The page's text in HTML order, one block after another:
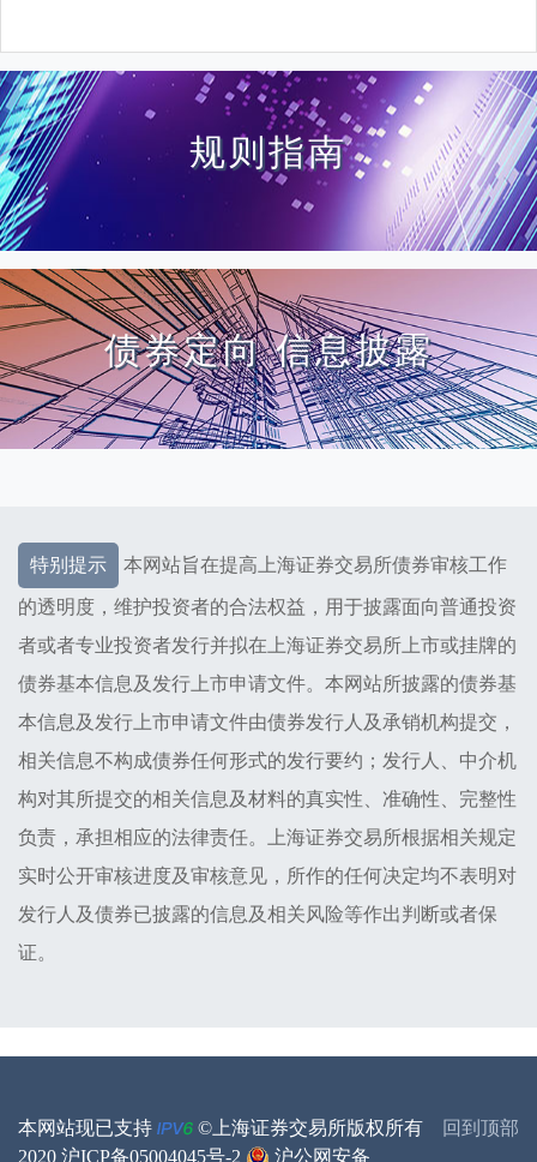
规则指南
债券定向信息披露
特别提示 本网站旨在提高上海证券交易所债券审核工作
的透明度，维护投资者的合法权益，用于披露面向普通投资
者或者专业投资者发行并拟在上海证券交易所上市或挂牌的
债券基本信息及发行上市申请文件。本网站所披露的债券基
本信息及发行上市申请文件由债券发行人及承销机构提交，
相关信息不构成债券任何形式的发行要约；发行人、中介机
构对其所提交的相关信息及材料的真实性、准确性、完整性
负责，承担相应的法律责任。上海证券交易所根据相关规定
实时公开审核进度及审核意见，所作的任何决定均不表明对
发行人及债券已披露的信息及相关风险等作出判断或者保
证。
回到顶部
本网站现已支持
©上海证券交易所版权所有
2020 沪ICP备05004045号-2 沪公网安备